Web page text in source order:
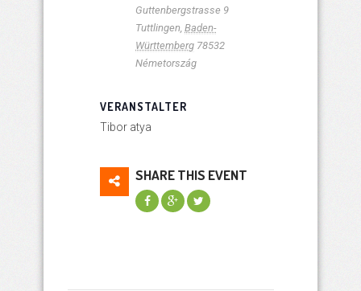
Guttenbergstrasse 9
Tuttlingen, Baden-
Württemberg 78532
Németország
VERANSTALTER
Tibor atya
SHARE THIS EVENT